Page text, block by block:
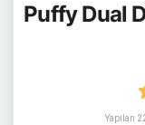
Puffy Dual
Yapılan